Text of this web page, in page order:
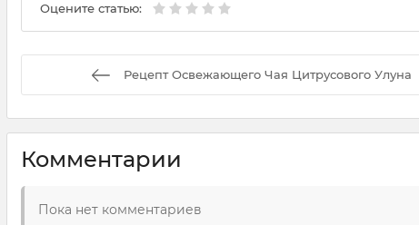
Оцените статью:
Рецепт Освежающего Чая Цитрусового Улуна
Комментарии
Пока нет комментариев